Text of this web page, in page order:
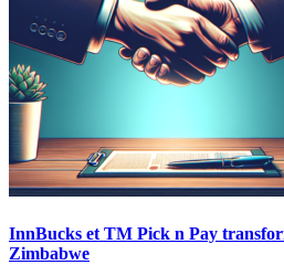
InnBucks et TM Pick n Pay
Zimbabwe